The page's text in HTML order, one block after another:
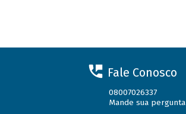
Fale Conosco
08007026337
Mande sua pergunta